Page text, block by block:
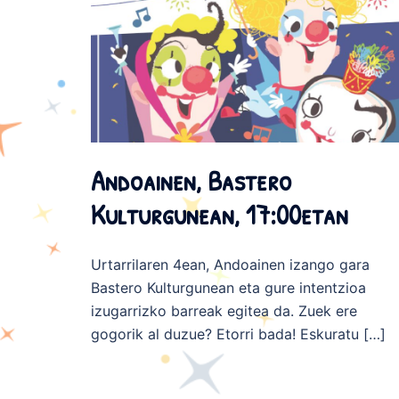
Andoainen, Bastero
Kulturgunean, 17:00etan
Urtarrilaren 4ean, Andoainen izango gara
Bastero Kulturgunean eta gure intentzioa
izugarrizko barreak egitea da. Zuek ere
gogorik al duzue? Etorri bada! Eskuratu […]